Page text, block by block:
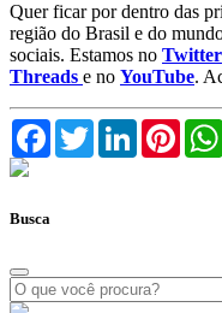
Quer ficar por dentro das
região do Brasil e do
sociais. Estamos no Twitter
Threads e no YouTube.
FacebookTwitterLinkedIn
Busca